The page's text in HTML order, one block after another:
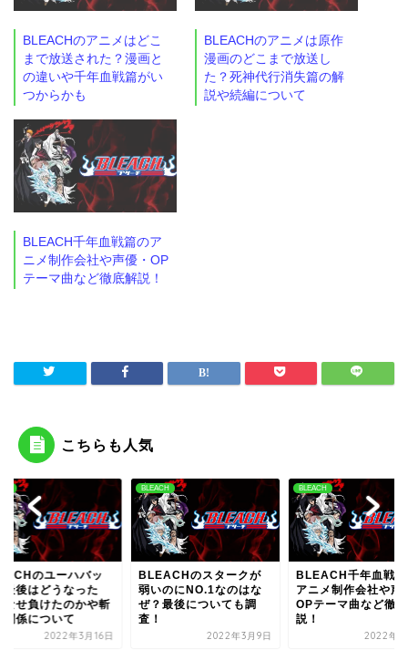
BLEACHのアニメはどこ
まで放送された？漫画と
の違いや千年血戦篇がい
つからかも
BLEACHのアニメは原作
漫画のどこまで放送し
た？死神代行消失篇の解
説や続編について
BLEACH千年血戦篇のア
ニメ制作会社や声優・OP
テーマ曲など徹底解説！
こちらも人気
のユーハバッ
最後はどうなった
なせ負けたのかや斬
関係について
2022年3月16日
BLEACH
BLEACHのスタークが
弱いのにNO.1なのはな
ぜ？最後についても調
査！
2022年3月9日
BLEACH
BLEACH千年血戦
アニメ制作会社や声
OPテーマ曲など徹
説！
2022年3